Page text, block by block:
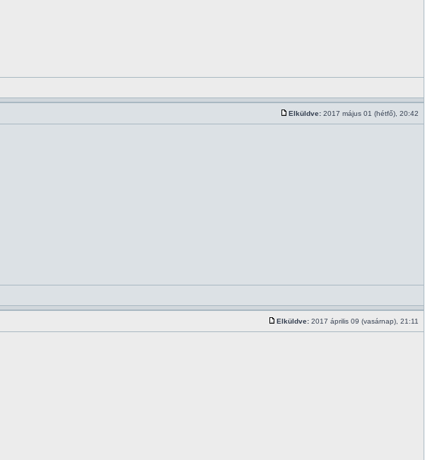
Elküldve: 2017 május 01 (hétfő), 20:42
Elküldve: 2017 április 09 (vasárnap), 21:11